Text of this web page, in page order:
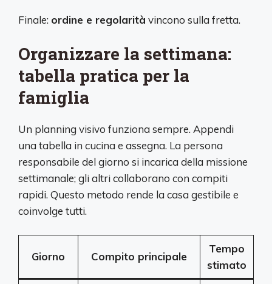
Finale: ordine e regolarità vincono sulla fretta.
Organizzare la settimana:
tabella pratica per la
famiglia
Un planning visivo funziona sempre. Appendi
una tabella in cucina e assegna. La persona
responsabile del giorno si incarica della missione
settimanale; gli altri collaborano con compiti
rapidi. Questo metodo rende la casa gestibile e
coinvolge tutti.
Giorno Compito principale
Tempo
stimato